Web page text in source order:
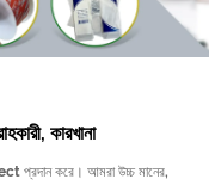
কারখানা
প্রদান করে। আমরা উচ্চ মানের,